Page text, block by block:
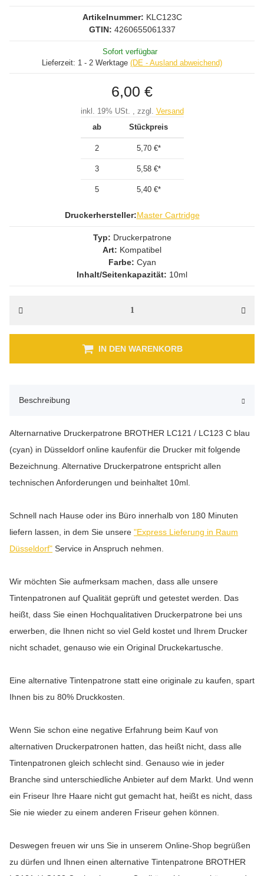
Artikelnummer: KLC123C
GTIN: 4260655061337
Sofort verfügbar
Lieferzeit: 1 - 2 Werktage (DE - Ausland abweichend)
6,00 €
inkl. 19% USt. , zzgl. Versand
ab
Stückpreis
2 5,70 €*
3 5,58 €*
5 5,40 €*
Druckerhersteller:Master Cartridge
Typ: Druckerpatrone
Art: Kompatibel
Farbe: Cyan
Inhalt/Seitenkapazität: 10ml
IN DEN WARENKORB
Beschreibung
Alternarnative Druckerpatrone BROTHER LC121 / LC123 C blau
(cyan) in Düsseldorf online kaufenfür die Drucker mit folgende
Bezeichnung. Alternative Druckerpatrone entspricht allen
technischen Anforderungen und beinhaltet 10ml.
Schnell nach Hause oder ins Büro innerhalb von 180 Minuten
liefern lassen, in dem Sie unsere "Express Lieferung in Raum
Düsseldorf" Service in Anspruch nehmen.
Wir möchten Sie aufmerksam machen, dass alle unsere
Tintenpatronen auf Qualität geprüft und getestet werden. Das
heißt, dass Sie einen Hochqualitativen Druckerpatrone bei uns
erwerben, die Ihnen nicht so viel Geld kostet und Ihrem Drucker
nicht schadet, genauso wie ein Original Druckekartusche.
Eine alternative Tintenpatrone statt eine originale zu kaufen, spart
Ihnen bis zu 80% Druckkosten.
Wenn Sie schon eine negative Erfahrung beim Kauf von
alternativen Druckerpatronen hatten, das heißt nicht, dass alle
Tintenpatronen gleich schlecht sind. Genauso wie in jeder
Branche sind unterschiedliche Anbieter auf dem Markt. Und wenn
ein Friseur Ihre Haare nicht gut gemacht hat, heißt es nicht, dass
Sie nie wieder zu einem anderen Friseur gehen können.
Deswegen freuen wir uns Sie in unserem Online-Shop begrüßen
zu dürfen und Ihnen einen alternative Tintenpatrone BROTHER